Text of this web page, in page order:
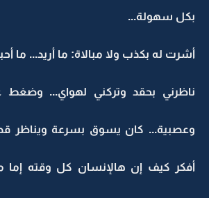
بكل سهولة...
أشرت له بكذب ولا مبالاة: ما أريد... ما
ناظرني بحقد وتركني لهواي... وضغط
وعصبية... كان يسوق بسرعة ويناظر
أفكر كيف إن هالإنسان كل وقته